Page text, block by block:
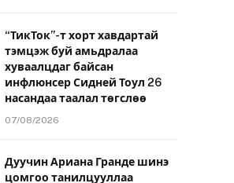
“ТикТок”-т хорт хавдартай
тэмцэж буй амьдралаа
хуваалцдаг байсан
инфлюнсер Сидней Тоул 26
насандаа таалал төгслөө
07/08/2026
Дуучин Ариана Гранде шинэ
цомгоо танилцууллаа